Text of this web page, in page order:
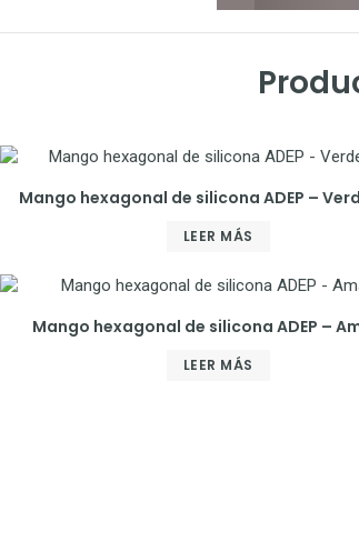
Mango hexagonal de silicona ADEP –
LEER MÁS
Mango hexagonal de silicona ADEP –
LEER MÁS